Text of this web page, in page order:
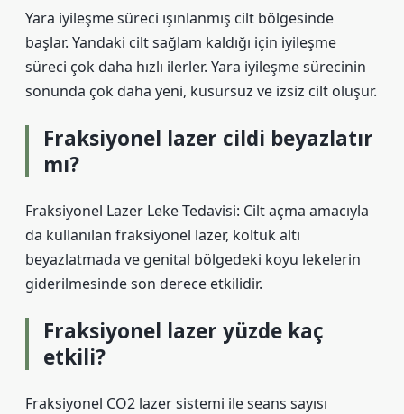
Yara iyileşme süreci ışınlanmış cilt bölgesinde
başlar. Yandaki cilt sağlam kaldığı için iyileşme
süreci çok daha hızlı ilerler. Yara iyileşme sürecinin
sonunda çok daha yeni, kusursuz ve izsiz cilt oluşur.
Fraksiyonel lazer cildi beyazlatır
mı?
Fraksiyonel Lazer Leke Tedavisi: Cilt açma amacıyla
da kullanılan fraksiyonel lazer, koltuk altı
beyazlatmada ve genital bölgedeki koyu lekelerin
giderilmesinde son derece etkilidir.
Fraksiyonel lazer yüzde kaç
etkili?
Fraksiyonel CO2 lazer sistemi ile seans sayısı